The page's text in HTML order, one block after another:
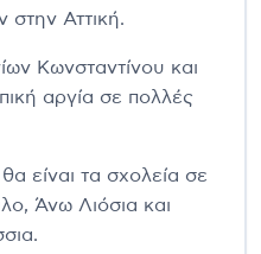
στην Αττική.
Κωνσταντίνου και
αργία σε πολλές
είναι τα σχολεία σε
Άνω Λιόσια και